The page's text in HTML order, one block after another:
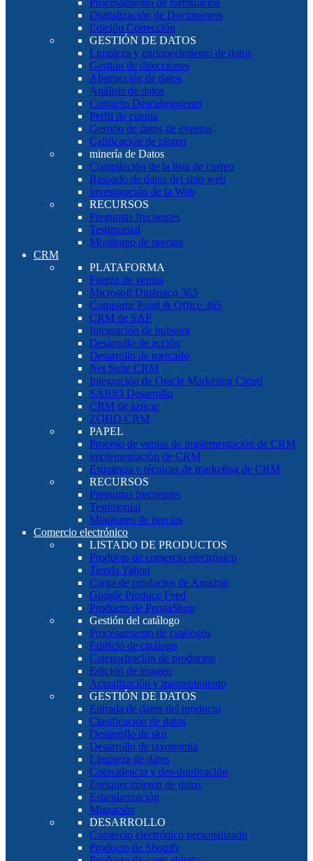
Procesamiento de formularios
Digitalización de Documentos
Edición Corrección
GESTIÓN DE DATOS
Limpieza y enriquecimiento de datos
Gestión de direcciones
Abstracción de datos
Análisis de datos
Contacto Descubrimiento
Perfil de cuenta
Gestión de datos de eventos
Calificación de plomo
minería de Datos
Compilación de la lista de correo
Raspado de datos del sitio web
Investigación de la Web
RECURSOS
Preguntas frecuentes
Testimonial
Monitoreo de precios
CRM
PLATAFORMA
Fuerza de ventas
Microsoft Dinámico 365
Compartir Point & Office 365
CRM de SAP
Integración de hubspot
Desarrollo de acción
Desarrollo de mercado
Net Suite CRM
Integración de Oracle Marketing Cloud
SABIO Desarrollo
CRM de azúcar
ZOHO CRM
PAPEL
Proceso de ventas de implementación de CRM
implementación de CRM
Estrategia y técnicas de marketing de CRM
RECURSOS
Preguntas frecuentes
Testimonial
Monitoreo de precios
Comercio electrónico
LISTADO DE PRODUCTOS
Producto de comercio electrónico
Tienda Yahoo
Carga de productos de Amazon
Google Produce Feed
Producto de PrestaShop
Gestión del catálogo
Procesamiento de catálogos
Edificio de catálogo
Categorización de productos
Edición de imagen
Actualización y mantenimiento
GESTIÓN DE DATOS
Entrada de datos del producto
Clasificación de datos
Desarrollo de sku
Desarrollo de taxonomía
Limpieza de datos
Coincidencia y des-duplicación
Enriquecimiento de datos
Estandarización
Migración
DESARROLLO
Comercio electrónico personalizado
Producto de Shopify